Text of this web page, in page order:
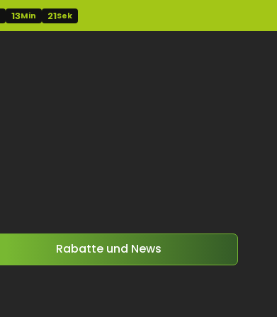
13Min 20Sek
Rabatte und News